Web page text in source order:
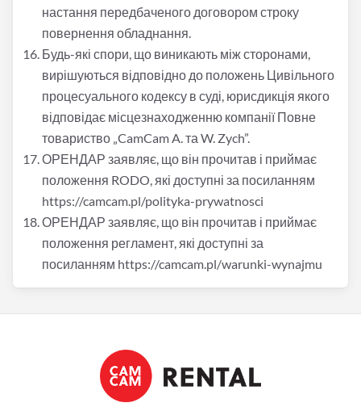
настання передбаченого договором строку
повернення обладнання.
Будь-які спори, що виникають між сторонами,
вирішуються відповідно до положень Цивільного
процесуального кодексу в суді, юрисдикція якого
відповідає місцезнаходженню компанії Повне
товариство „CamCam A. та W. Zych”.
ОРЕНДАР заявляє, що він прочитав і приймає
положення RODO, які доступні за посиланням
https://camcam.pl/polityka-prywatnosci
ОРЕНДАР заявляє, що він прочитав і приймає
положення регламент, які доступні за
посиланням https://camcam.pl/warunki-wynajmu